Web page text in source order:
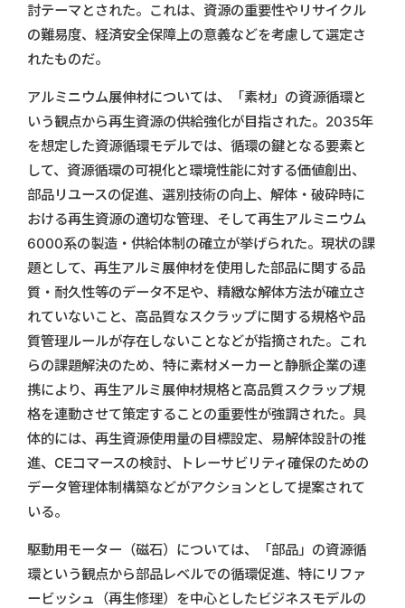
討テーマとされた。これは、資源の重要性やリサイクル
の難易度、経済安全保障上の意義などを考慮して選定さ
れたものだ。
アルミニウム展伸材については、「素材」の資源循環と
いう観点から再生資源の供給強化が目指された。2035年
を想定した資源循環モデルでは、循環の鍵となる要素と
して、資源循環の可視化と環境性能に対する価値創出、
部品リユースの促進、選別技術の向上、解体・破砕時に
おける再生資源の適切な管理、そして再生アルミニウム
6000系の製造・供給体制の確立が挙げられた。現状の課
題として、再生アルミ展伸材を使用した部品に関する品
質・耐久性等のデータ不足や、精緻な解体方法が確立さ
れていないこと、高品質なスクラップに関する規格や品
質管理ルールが存在しないことなどが指摘された。これ
らの課題解決のため、特に素材メーカーと静脈企業の連
携により、再生アルミ展伸材規格と高品質スクラップ規
格を連動させて策定することの重要性が強調された。具
体的には、再生資源使用量の目標設定、易解体設計の推
進、CEコマースの検討、トレーサビリティ確保のための
データ管理体制構築などがアクションとして提案されて
いる。
駆動用モーター（磁石）については、「部品」の資源循
環という観点から部品レベルでの循環促進、特にリファ
ービッシュ（再生修理）を中心としたビジネスモデルの